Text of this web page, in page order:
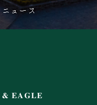
ニュース
EAGLE